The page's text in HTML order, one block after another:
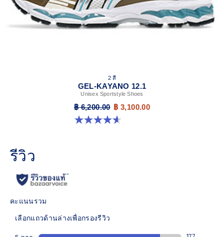
2 สี
GEL-KAYANO 12.1
Unisex Sportstyle Shoes
฿ 6,200.00 ฿ 3,100.00
4.6 จาก 5 ดาว 13 รีวิว